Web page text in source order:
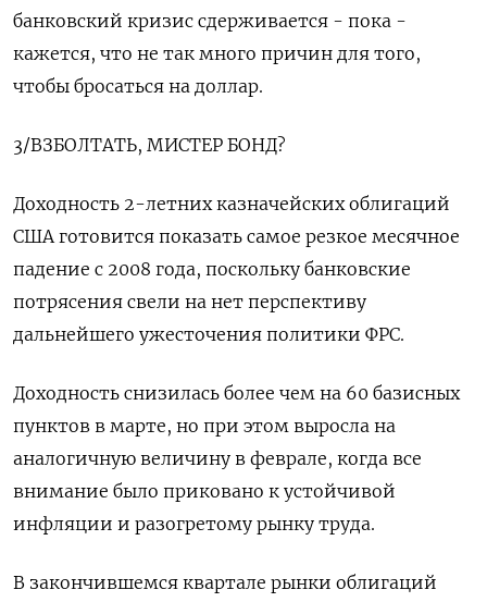
банковский кризис сдерживается - пока -
кажется, что не так много причин для того,
чтобы бросаться на доллар.
3/ВЗБОЛТАТЬ, МИСТЕР БОНД?
Доходность 2-летних казначейских облигаций
США готовится показать самое резкое месячное
падение с 2008 года, поскольку банковские
потрясения свели на нет перспективу
дальнейшего ужесточения политики ФРС.
Доходность снизилась более чем на 60 базисных
пунктов в марте, но при этом выросла на
аналогичную величину в феврале, когда все
внимание было приковано к устойчивой
инфляции и разогретому рынку труда.
В закончившемся квартале рынки облигаций